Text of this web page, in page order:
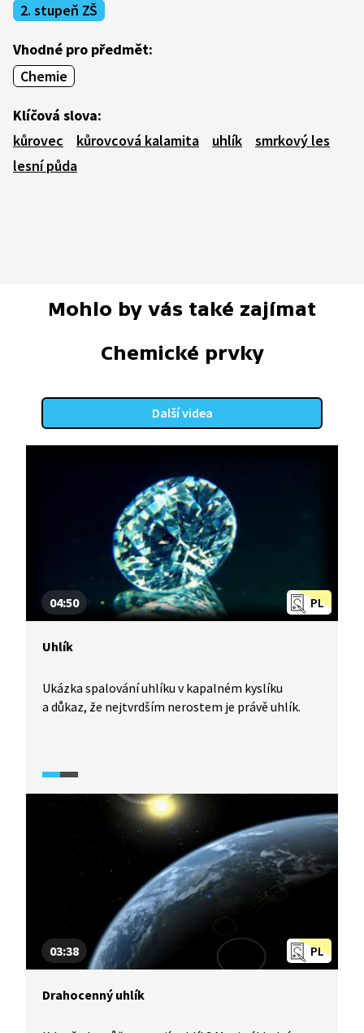
2. stupeň ZŠ
Vhodné pro předmět:
Chemie
Klíčová slova:
kůrovec
kůrovcová kalamita uhlík
smrkový les
lesní půda
Mohlo by vás také zajímat
Chemické prvky
Další videa
PL
04:50
Uhlík
Ukázka spalování uhlíku v kapalném kyslíku
a důkaz, že nejtvrdším nerostem je právě uhlík.
PL
03:38
Drahocenný uhlík